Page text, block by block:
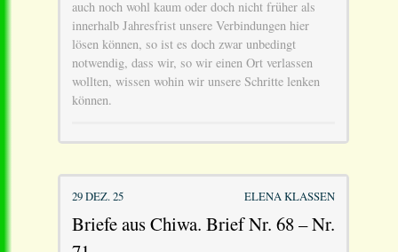
auch noch wohl kaum oder doch nicht früher als
innerhalb Jahresfrist unsere Verbindungen hier
lösen können, so ist es doch zwar unbedingt
notwendig, dass wir, so wir einen Ort verlassen
wollten, wissen wohin wir unsere Schritte lenken
können.
29 DEZ. 25 ELENA KLASSEN
Briefe aus Chiwa. Brief Nr. 68 – Nr.